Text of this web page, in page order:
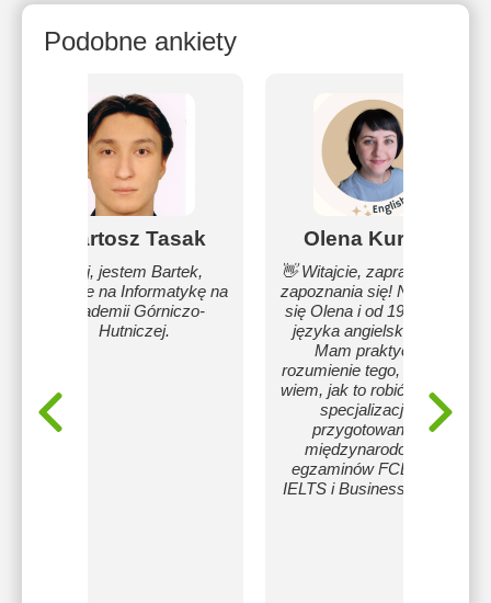
Podobne ankiety
Bartosz Tasak
Hej, jestem Bartek,
studiuje na Informatykę na
Akademii Górniczo-
Hutniczej.
Olena Kurilets
👋 Witajcie, zapraszam do
zapoznania się! Nazywam
się Olena i od 19 lat uczę
języka angielskiego. 📍
Mam praktyczne
rozumienie tego, co uczę i
wiem, jak to robić. 👉Moja
specjalizacja to
przygotowanie do
międzynarodowych
egzaminów FCE, CAE,
IELTS i Business English.